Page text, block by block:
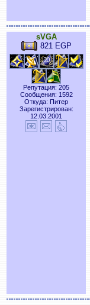
sVGA
821 EGP
Репутация: 205
Сообщения: 1592
Откуда: Питер
Зарегистрирован:
12.03.2001